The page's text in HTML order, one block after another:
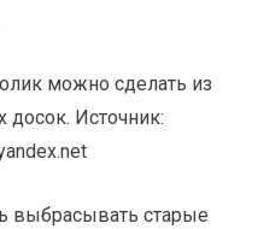
можно сделать из
досок. Источник:
выбрасывать старые